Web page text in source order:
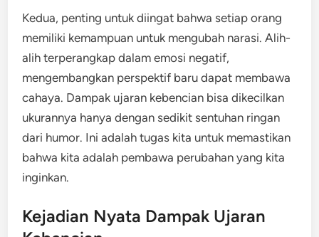
Kedua, penting untuk diingat bahwa setiap orang
memiliki kemampuan untuk mengubah narasi. Alih-
alih terperangkap dalam emosi negatif,
mengembangkan perspektif baru dapat membawa
cahaya. Dampak ujaran kebencian bisa dikecilkan
ukurannya hanya dengan sedikit sentuhan ringan
dari humor. Ini adalah tugas kita untuk memastikan
bahwa kita adalah pembawa perubahan yang kita
inginkan.
Kejadian Nyata Dampak Ujaran